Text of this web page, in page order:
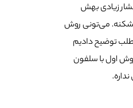
زیادی بهش
می‌تونی روش
توضیح دادیم
اول با سلفون